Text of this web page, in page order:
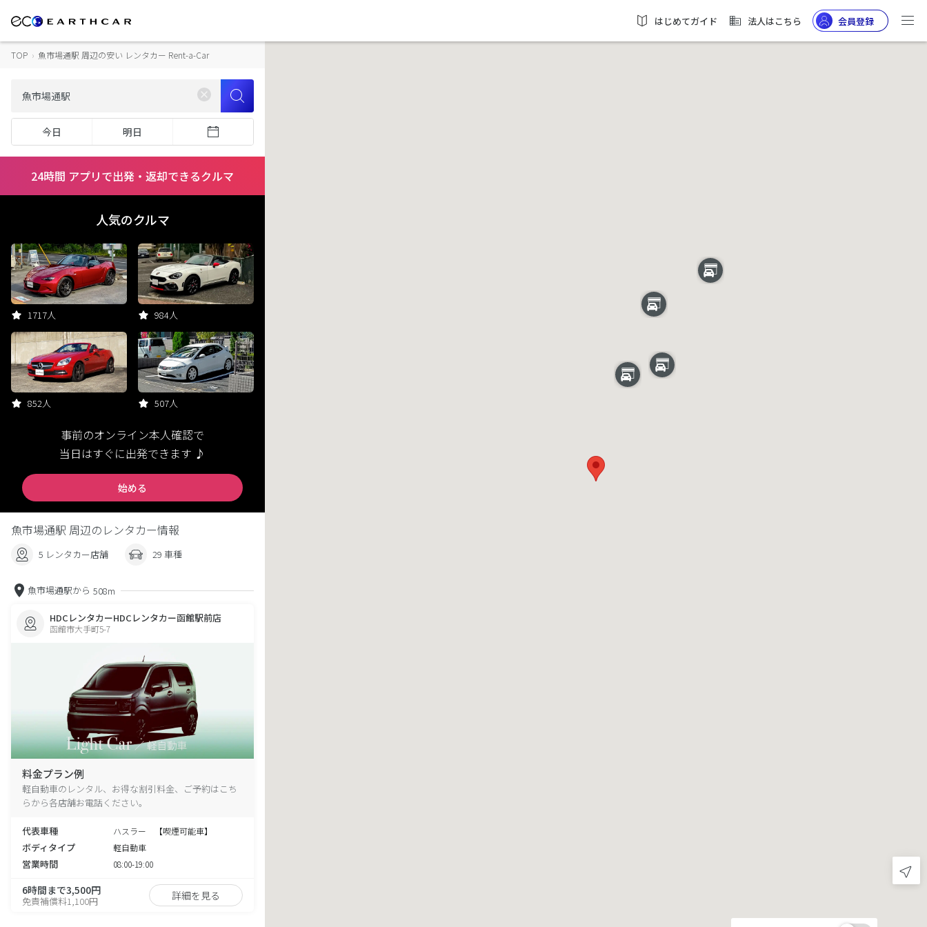
はじめてガイド 法人はこちら 会員登録
TOP › 魚市場通駅 周辺の安い レンタカー Rent-a-Car
今日 明日
24時間 アプリで出発・返却できるクルマ
人気のクルマ
1717人 984人
852人 507人
事前のオンライン本人確認で
当日はすぐに出発できます ♪
始める
魚市場通駅 周辺のレンタカー情報
5 レンタカー店舗 29 車種
魚市場通駅から 508m
HDCレンタカーHDCレンタカー函館駅前店
函館市大手町5-7
料金プラン例
軽自動車のレンタル、お得な割引料金、ご予約はこち
らから各店舗お電話ください。
代表車種 ハスラー 【喫煙可能車】
ボディタイプ 軽自動車
営業時間 08:00-19:00
6時間まで3,500円
免責補償料1,100円 詳細を見る